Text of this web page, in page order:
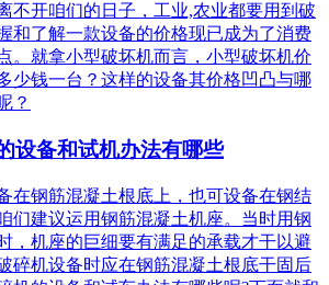
不开咱们的日子，工业,农业都要用到破
和了解一款设备的价格现已成为了消费
。就拿小型破坏机而言，小型破坏机价
少钱一台？这样的设备其价格凹凸与哪
？
设备和试机办法有哪些
在钢筋混凝土根底上，也可设备在钢结
们建议运用钢筋混凝土机座。当时用钢
，机座的巨细要有满足的承载才干以避
碎机设备时应在钢筋混凝土根底干固后